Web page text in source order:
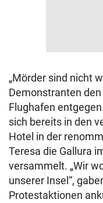
„Mörder sind nicht
Demonstranten
Flughafen
sich bereits in den
Hotel in der
Teresa die Gallura
versammelt. „Wir
unserer Insel“,
Protestaktionen